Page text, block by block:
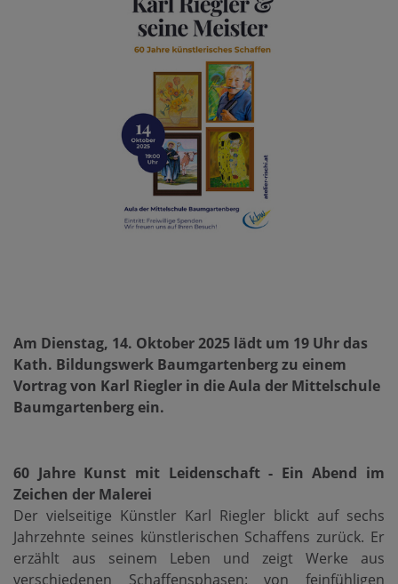
Am Dienstag, 14. Oktober 2025 lädt um 19 Uhr das
Kath. Bildungswerk Baumgartenberg zu einem
Vortrag von Karl Riegler in die Aula der Mittelschule
Baumgartenberg ein.
60 Jahre Kunst mit Leidenschaft - Ein Abend im
Zeichen der Malerei
Der vielseitige Künstler Karl Riegler blickt auf sechs
Jahrzehnte seines künstlerischen Schaffens zurück. Er
erzählt aus seinem Leben und zeigt Werke aus
verschiedenen Schaffensphasen: von feinfühligen